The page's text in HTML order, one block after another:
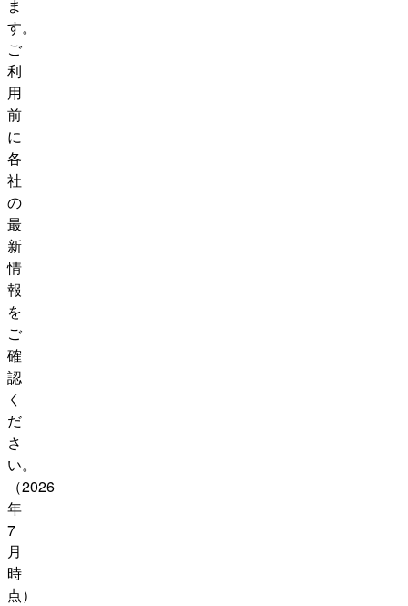
ま
す。
ご
利
用
前
に
各
社
の
最
新
情
報
を
ご
確
認
く
だ
さ
い。
（2026
年
7
月
時
点）